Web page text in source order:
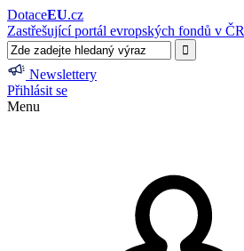
DotaceEU.cz
Zastřešující portál evropských fondů v ČR
Newslettery
Přihlásit se
Menu